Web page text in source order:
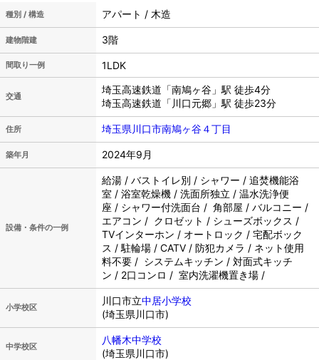
種別 / 構造 アパート / 木造
建物階建 3階
間取り一例 1LDK
交通
埼玉高速鉄道「南鳩ヶ谷」駅 徒歩4分
埼玉高速鉄道「川口元郷」駅 徒歩23分
住所 埼玉県川口市南鳩ヶ谷４丁目
築年月 2024年9月
設備・条件の一例
給湯 / バストイレ別 / シャワー / 追焚機能浴
室 / 浴室乾燥機 / 洗面所独立 / 温水洗浄便
座 / シャワー付洗面台 / 角部屋 / バルコニー /
エアコン / クロゼット / シューズボックス /
TVインターホン / オートロック / 宅配ボック
ス / 駐輪場 / CATV / 防犯カメラ / ネット使用
料不要 / システムキッチン / 対面式キッチ
ン / 2口コンロ / 室内洗濯機置き場 /
小学校区
川口市立中居小学校
(埼玉県川口市)
中学校区
八幡木中学校
(埼玉県川口市)